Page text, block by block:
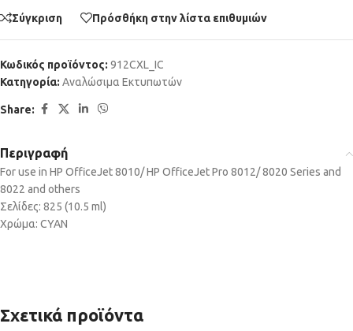
Σύγκριση Πρόσθήκη στην λίστα επιθυμιών
Κωδικός προϊόντος: 912CXL_IC
Κατηγορία: Αναλώσιμα Εκτυπωτών
Share:
Περιγραφή
For use in HP OfficeJet 8010/ HP OfficeJet Pro 8012/ 8020 Series and
8022 and others
Σελίδες: 825 (10.5 ml)
Χρώμα: CYAN
Σχετικά προϊόντα